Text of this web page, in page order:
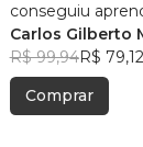
conseguiu
português
Carlos Gilberto
Rodrigues
Ferrari
R$ 99,94R$ 79,12
Comprar